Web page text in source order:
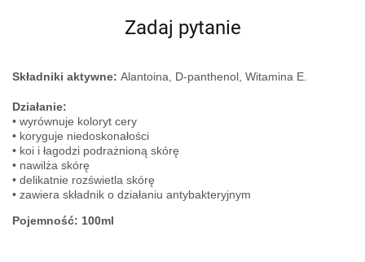
Zadaj pytanie
Składniki aktywne: Alantoina, D-panthenol, Witamina E.
Działanie:
• wyrównuje koloryt cery
• koryguje niedoskonałości
• koi i łagodzi podrażnioną skórę
• nawilża skórę
• delikatnie rozświetla skórę
• zawiera składnik o działaniu antybakteryjnym
Pojemność: 100ml